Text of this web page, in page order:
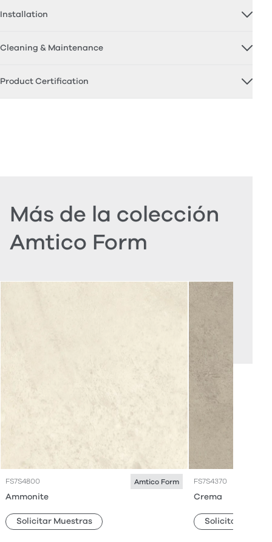
Installation
Cleaning & Maintenance
Product Certification
Más de la colección
Amtico Form
FS7S4800 Amtico Form
Ammonite
Solicitar Muestras
FS7S4370
Crema
Solicitar